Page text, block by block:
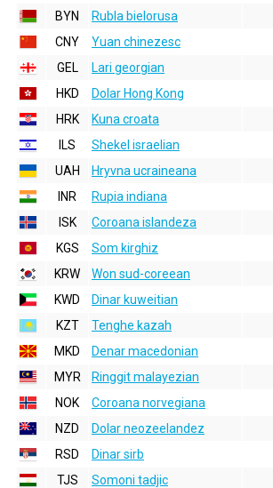
BYN
Rubla bielorusa
CNY
Yuan chinezesc
GEL
Lari georgian
HKD
Dolar Hong Kong
HRK
Kuna croata
ILS
Shekel israelian
UAH
Hryvna ucraineana
INR
Rupia indiana
ISK
Coroana islandeza
KGS
Som kirghiz
KRW
Won sud-coreean
KWD
Dinar kuweitian
KZT
Tenghe kazah
MKD
Denar macedonian
MYR
Ringgit malayezian
NOK
Coroana norvegiana
NZD
Dolar neozeelandez
RSD
Dinar sirb
TJS
Somoni tadjic